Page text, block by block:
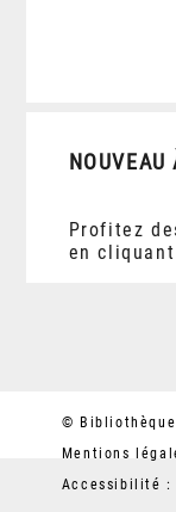
Profitez
en
©
Mentions
Accessibilité :